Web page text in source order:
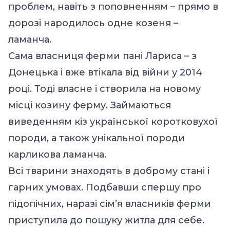
проблем, навіть з поповненням – прямо в
дорозі народилось одне козеня –
ламанча.
Сама власниця ферми пані Лариса – з
Донецька і вже втікала від війни у 2014
році. Тоді власне і створила на новому
місці козину ферму. Займаються
виведенням кіз української коротковухої
породи, а також унікальної породи
карликова ламанча.
Всі тварини знаходять в доброму стані і
гарних умовах. Подбавши спершу про
підопічних, наразі сім’я власників ферми
приступила до пошуку житла для себе.